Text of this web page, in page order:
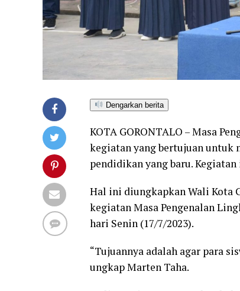
Dengarkan berita
KOTA GORONTALO – Masa
kegiatan yang bertujuan untuk
pendidikan yang baru.
Hal ini diungkapkan Wali Kota
kegiatan Masa Pengenalan
hari Senin (17/7/2023).
“Tujuannya adalah agar para
ungkap Marten Taha.